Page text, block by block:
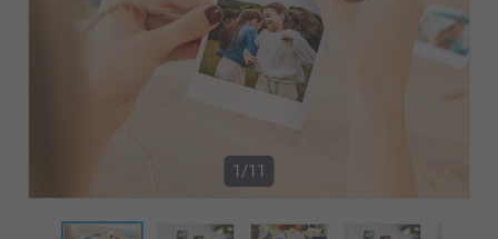
1/11